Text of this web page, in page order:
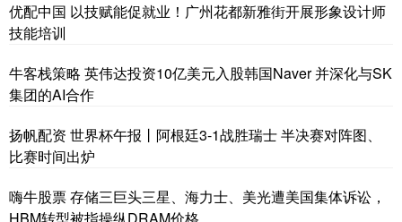
优配中国 以技赋能促就业！广州花都新雅街开展形象设计师
技能培训
牛客栈策略 英伟达投资10亿美元入股韩国Naver 并深化与SK
集团的AI合作
扬帆配资 世界杯午报丨阿根廷3-1战胜瑞士 半决赛对阵图、
比赛时间出炉
嗨牛股票 存储三巨头三星、海力士、美光遭美国集体诉讼，